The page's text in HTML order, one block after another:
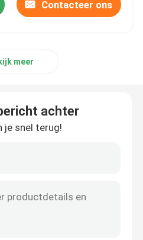
Contacteer ons
meer
achter
je snel terug!